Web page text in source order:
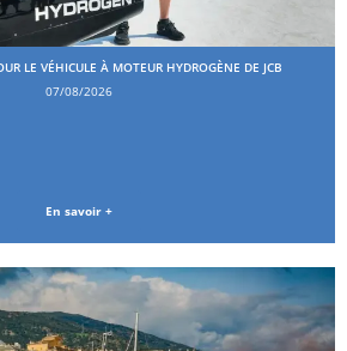
LE VÉHICULE À MOTEUR HYDROGÈNE DE JCB
07/08/2026
En savoir +